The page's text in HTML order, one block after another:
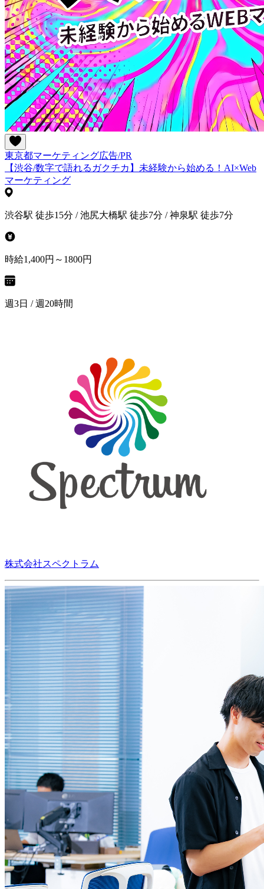
東京都マーケティング広告/PR
【渋谷/数字で語れるガクチカ】未経験から始める！AI×Web
マーケティング
渋谷駅 徒歩15分 / 池尻大橋駅 徒歩7分 / 神泉駅 徒歩7分
時給1,400円～1800円
週3日 / 週20時間
株式会社スペクトラム